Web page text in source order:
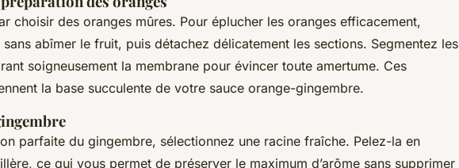
choisir des oranges mûres. Pour éplucher les oranges efficacement,
abîmer le fruit, puis détachez délicatement les sections. Segmentez les
soigneusement la membrane pour évincer toute amertume. Ces
la base succulente de votre sauce orange-gingembre.
parfaite du gingembre, sélectionnez une racine fraîche. Pelez-la en
ce qui vous permet de préserver le maximum d’arôme sans supprimer